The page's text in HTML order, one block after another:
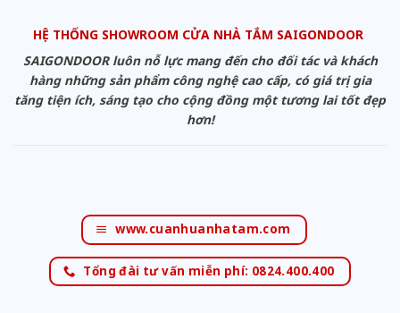
HỆ THỐNG SHOWROOM CỬA NHÀ TẮM SAIGONDOOR
SAIGONDOOR luôn nỗ lực mang đến cho đối tác và khách
hàng những sản phẩm công nghệ cao cấp, có giá trị gia
tăng tiện ích, sáng tạo cho cộng đồng một tương lai tốt đẹp
hơn!
www.cuanhuanhatam.com
Tổng đài tư vấn miễn phí: 0824.400.400